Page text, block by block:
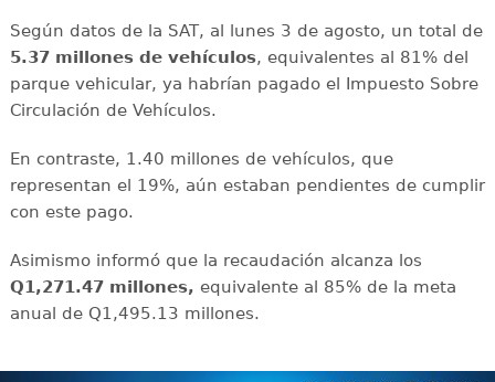
Según datos de la SAT, al lunes 3 de agosto, un total de
5.37 millones de vehículos, equivalentes al 81% del
parque vehicular, ya habrían pagado el Impuesto Sobre
Circulación de Vehículos.
En contraste, 1.40 millones de vehículos, que
representan el 19%, aún estaban pendientes de cumplir
con este pago.
Asimismo informó que la recaudación alcanza los
Q1,271.47 millones, equivalente al 85% de la meta
anual de Q1,495.13 millones.